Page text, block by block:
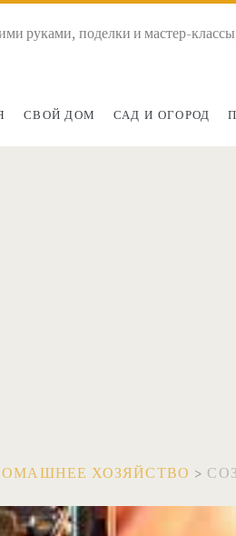
руками, поделки и мастер-
СВОЙ ДОМ САД И ОГОРОД
ХОЗЯЙСТВО >